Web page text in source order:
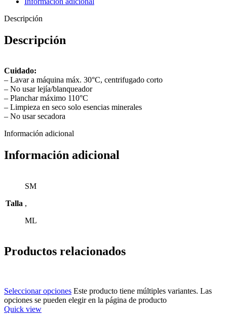
Descripción
Descripción
Cuidado:
– Lavar a máquina máx. 30°C, centrifugado corto
– No usar lejía/blanqueador
– Planchar máximo 110°C
– Limpieza en seco solo esencias minerales
– No usar secadora
Información adicional
Información adicional
Talla
SM
,
ML
Productos relacionados
Seleccionar opciones Este producto tiene múltiples variantes. Las
opciones se pueden elegir en la página de producto
Quick view